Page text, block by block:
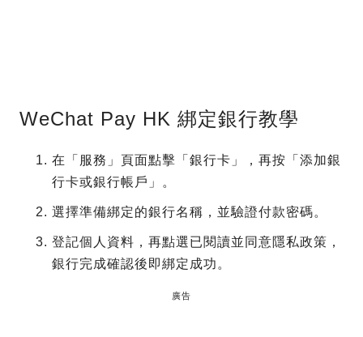
WeChat Pay HK 綁定銀行教學
在「服務」頁面點擊「銀行卡」，再按「添加銀
行卡或銀行帳戶」。
選擇準備綁定的銀行名稱，並驗證付款密碼。
登記個人資料，再點選已閱讀並同意隱私政策，
銀行完成確認後即綁定成功。
廣告